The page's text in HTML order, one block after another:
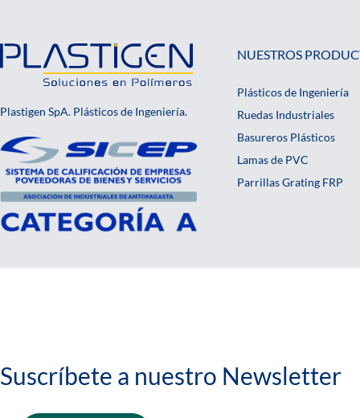
Plastigen SpA. Plásticos de Ingeniería.
NUESTROS
Plásticos de Ingeniería
Ruedas Industriales
Basureros Plásticos
Lamas de PVC
Parrillas Grating FRP
Suscríbete a nuestro Newsletter